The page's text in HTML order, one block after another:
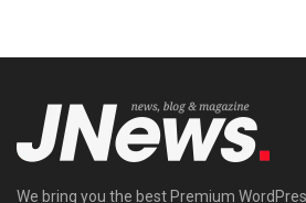
We bring you the best Premium